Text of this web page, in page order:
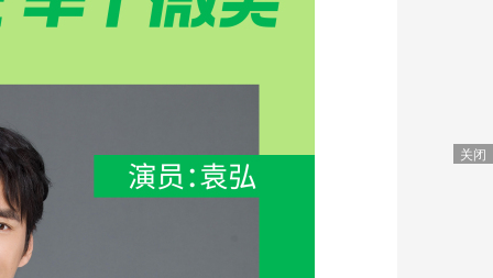
关闭